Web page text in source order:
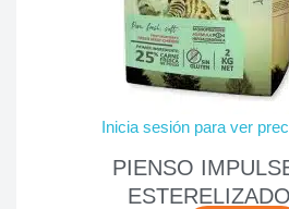
Inicia sesión para ver
PIENSO